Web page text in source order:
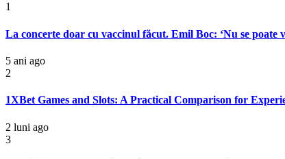
1
La concerte doar cu vaccinul făcut. Emil Boc: ‘Nu se
5 ani ago
2
1XBet Games and Slots: A Practical Comparison for
2 luni ago
3